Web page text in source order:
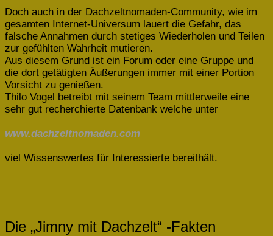
Doch auch in der Dachzeltnomaden-Community, wie im
gesamten Internet-Universum lauert die Gefahr, das
falsche Annahmen durch stetiges Wiederholen und Teilen
zur gefühlten Wahrheit mutieren.
Aus diesem Grund ist ein Forum oder eine Gruppe und
die dort getätigten Äußerungen immer mit einer Portion
Vorsicht zu genießen.
Thilo Vogel betreibt mit seinem Team mittlerweile eine
sehr gut recherchierte Datenbank welche unter
www.dachzeltnomaden.com
viel Wissenswertes für Interessierte bereithält.
Die „Jimny mit Dachzelt“ -Fakten